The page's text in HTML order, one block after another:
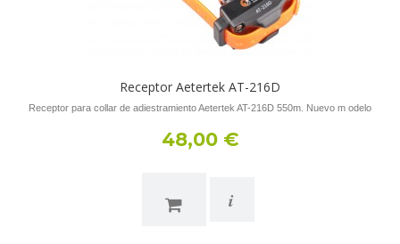
Receptor Aetertek AT-216D
Receptor para collar de adiestramiento Aetertek AT-216D 550m. Nuevo m odelo
48,00 €
i